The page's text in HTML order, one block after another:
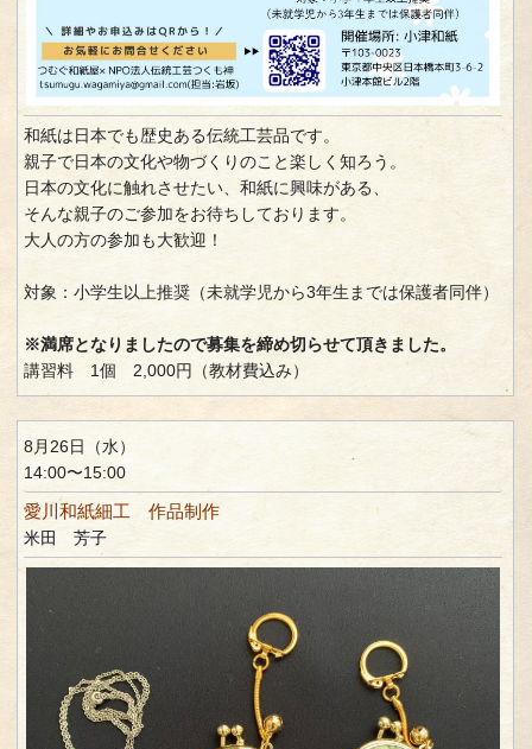
和紙は日本でも歴史ある伝統工芸品です。
親子で日本の文化や物づくりのこと楽しく知ろう。
日本の文化に触れさせたい、和紙に興味がある、
そんな親子のご参加をお待ちしております。
大人の方の参加も大歓迎！
対象：小学生以上推奨（未就学児から3年生までは保護者同伴）
※満席となりましたので募集を締め切らせて頂きました。
講習料 1個 2,000円（教材費込み）
8月26日（水）
14:00〜15:00
愛川和紙細工 作品制作
米田 芳子